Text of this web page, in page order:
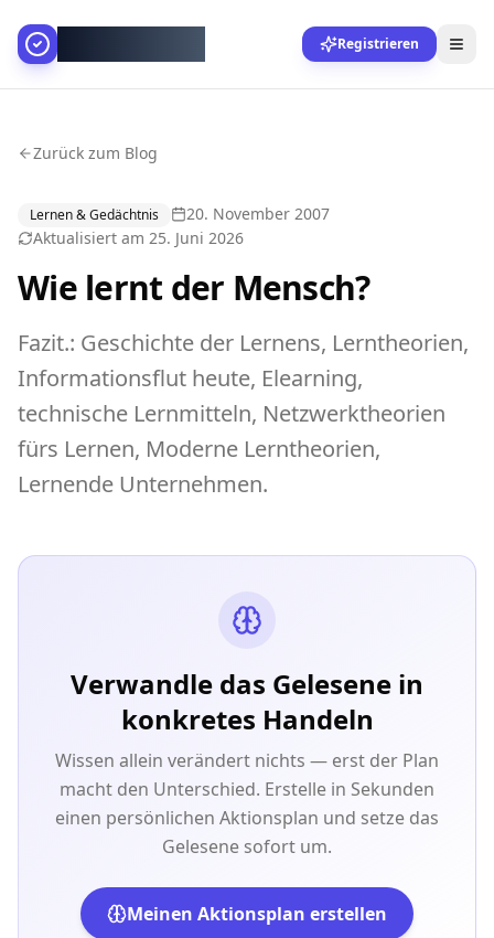
Registrieren
Zurück zum Blog
Lernen & Gedächtnis
20. November 2007
Aktualisiert am 25. Juni 2026
Wie lernt der Mensch?
Fazit.: Geschichte der Lernens, Lerntheorien,
Informationsflut heute, Elearning,
technische Lernmitteln, Netzwerktheorien
fürs Lernen, Moderne Lerntheorien,
Lernende Unternehmen.
Verwandle das Gelesene in
konkretes Handeln
Wissen allein verändert nichts — erst der Plan
macht den Unterschied. Erstelle in Sekunden
einen persönlichen Aktionsplan und setze das
Gelesene sofort um.
Meinen Aktionsplan erstellen